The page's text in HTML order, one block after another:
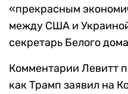
«прекрасным
между США и
секретарь Белого
Комментарии Левитт
как Трамп заявил на